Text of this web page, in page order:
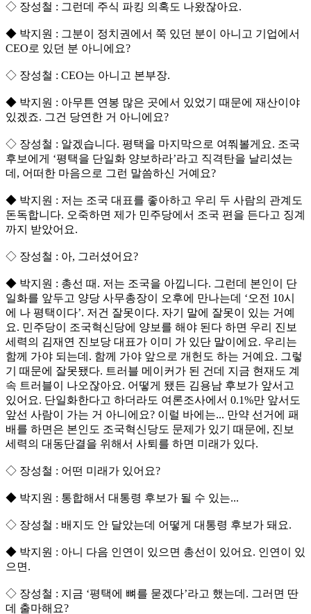
◇ 장성철 : 그런데 주식 파킹 의혹도 나왔잖아요.
◆ 박지원 : 그분이 정치권에서 쭉 있던 분이 아니고 기업에서
CEO로 있던 분 아니에요?
◇ 장성철 : CEO는 아니고 본부장.
◆ 박지원 : 아무튼 연봉 많은 곳에서 있었기 때문에 재산이야
있겠죠. 그건 당연한 거 아니에요?
◇ 장성철 : 알겠습니다. 평택을 마지막으로 여쭤볼게요. 조국
후보에게 ‘평택을 단일화 양보하라’라고 직격탄을 날리셨는
데, 어떠한 마음으로 그런 말씀하신 거예요?
◆ 박지원 : 저는 조국 대표를 좋아하고 우리 두 사람의 관계도
돈독합니다. 오죽하면 제가 민주당에서 조국 편을 든다고 징계
까지 받았어요.
◇ 장성철 : 아, 그러셨어요?
◆ 박지원 : 총선 때. 저는 조국을 아낍니다. 그런데 본인이 단
일화를 앞두고 양당 사무총장이 오후에 만나는데 ‘오전 10시
에 나 평택이다’. 저건 잘못이다. 자기 말에 잘못이 있는 거예
요. 민주당이 조국혁신당에 양보를 해야 된다 하면 우리 진보
세력의 김재연 진보당 대표가 이미 가 있단 말이에요. 우리는
함께 가야 되는데. 함께 가야 앞으로 개헌도 하는 거예요. 그렇
기 때문에 잘못됐다. 트러블 메이커가 된 건데 지금 현재도 계
속 트러블이 나오잖아요. 어떻게 됐든 김용남 후보가 앞서고
있어요. 단일화한다고 하더라도 여론조사에서 0.1%만 앞서도
앞선 사람이 가는 거 아니에요? 이럴 바에는... 만약 선거에 패
배를 하면은 본인도 조국혁신당도 문제가 있기 때문에, 진보
세력의 대동단결을 위해서 사퇴를 하면 미래가 있다.
◇ 장성철 : 어떤 미래가 있어요?
◆ 박지원 : 통합해서 대통령 후보가 될 수 있는...
◇ 장성철 : 배지도 안 달았는데 어떻게 대통령 후보가 돼요.
◆ 박지원 : 아니 다음 인연이 있으면 총선이 있어요. 인연이 있
으면.
◇ 장성철 : 지금 ‘평택에 뼈를 묻겠다’라고 했는데. 그러면 딴
데 출마해요?